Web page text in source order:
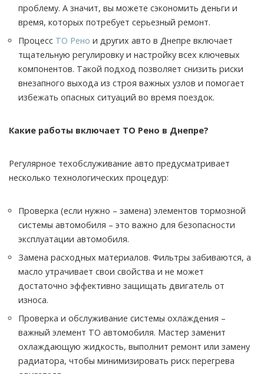
проблему. А значит, вы можете сэкономить деньги и
время, которых потребует серьезный ремонт.
Процесс ТО Рено и других авто в Днепре включает
тщательную регулировку и настройку всех ключевых
компонентов. Такой подход позволяет снизить риски
внезапного выхода из строя важных узлов и помогает
избежать опасных ситуаций во время поездок.
Какие работы включает ТО Рено в Днепре?
Регулярное техобслуживание авто предусматривает
несколько технологических процедур:
Проверка (если нужно – замена) элементов тормозной
системы автомобиля – это важно для безопасности
эксплуатации автомобиля.
Замена расходных материалов. Фильтры забиваются, а
масло утрачивает свои свойства и не может
достаточно эффективно защищать двигатель от
износа.
Проверка и обслуживание системы охлаждения –
важный элемент ТО автомобиля. Мастер заменит
охлаждающую жидкость, выполнит ремонт или замену
радиатора, чтобы минимизировать риск перегрева